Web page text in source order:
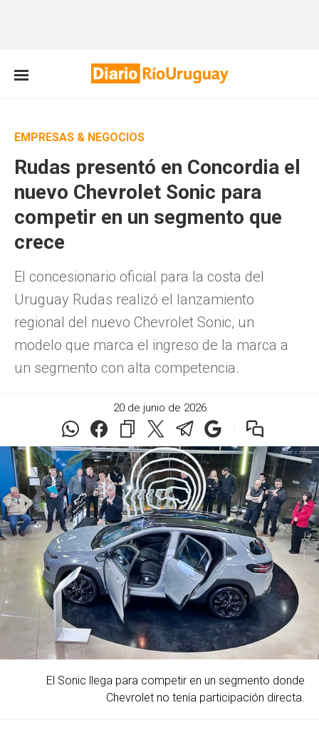
EMPRESAS & NEGOCIOS
Rudas presentó en Concordia el
nuevo Chevrolet Sonic para
competir en un segmento que
crece
El concesionario oficial para la costa del
Uruguay Rudas realizó el lanzamiento
regional del nuevo Chevrolet Sonic, un
modelo que marca el ingreso de la marca a
un segmento con alta competencia.
20 de junio de 2026
El Sonic llega para competir en un segmento donde
Chevrolet no tenía participación directa.